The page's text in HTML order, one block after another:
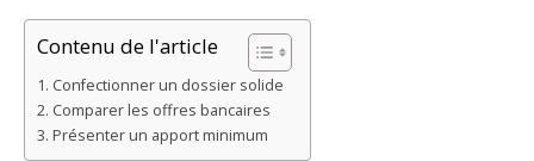
Contenu de l'article
Confectionner un dossier solide
Comparer les offres bancaires
Présenter un apport minimum